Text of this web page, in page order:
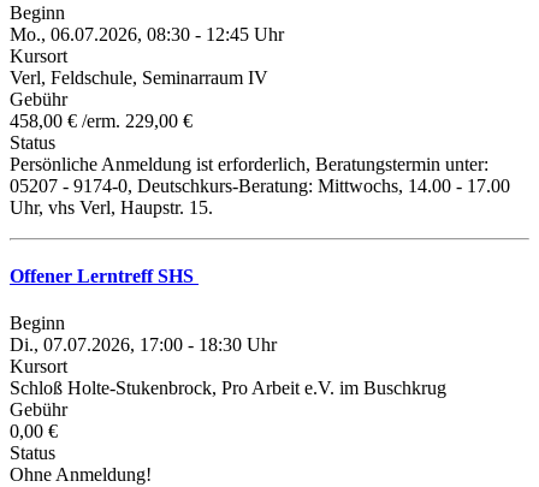
Beginn
Mo., 06.07.2026, 08:30 - 12:45 Uhr
Kursort
Verl, Feldschule, Seminarraum IV
Gebühr
458,00 € /erm. 229,00 €
Status
Persönliche Anmeldung ist erforderlich, Beratungstermin unter:
05207 - 9174-0, Deutschkurs-Beratung: Mittwochs, 14.00 - 17.00
Uhr, vhs Verl, Haupstr. 15.
Offener Lerntreff SHS
Beginn
Di., 07.07.2026, 17:00 - 18:30 Uhr
Kursort
Schloß Holte-Stukenbrock, Pro Arbeit e.V. im Buschkrug
Gebühr
0,00 €
Status
Ohne Anmeldung!